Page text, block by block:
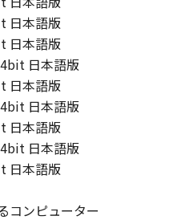
は販売店がかかる
れていた場合でも
イセンサー、キヤノ
会社、それらの販
れも、「本ソフト
ウェア」の使用に
第三者との間に生
、一切責任を負わ
日本語版
日本語版
日本語版
日本語版
日本語版
日本語版
日本語版
日本語版
コンピューター